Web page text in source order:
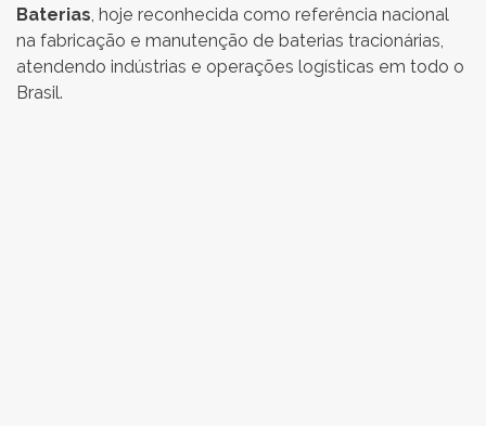
Baterias , hoje reconhecida como referência nacional
na fabricação e manutenção de baterias tracionárias,
atendendo indústrias e operações logísticas em todo o
Brasil.